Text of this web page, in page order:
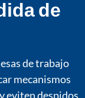
de
de trabajo
mecanismos
eviten despidos